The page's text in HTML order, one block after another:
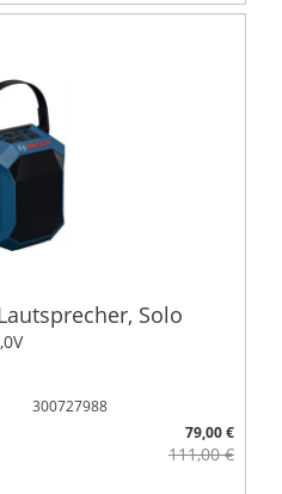
Solo
300727988
79,00 €
111,00 €